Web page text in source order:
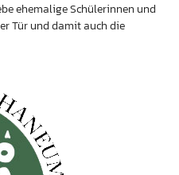
ehemalige Schülerinnen und
Tür und damit auch die